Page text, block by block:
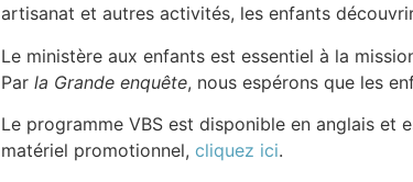
artisanat et autres activités, les enfants
Le ministère aux enfants est essentiel à la
Par la Grande enquête, nous espérons que les
Le programme VBS est disponible en anglais et
matériel promotionnel, cliquez ici.